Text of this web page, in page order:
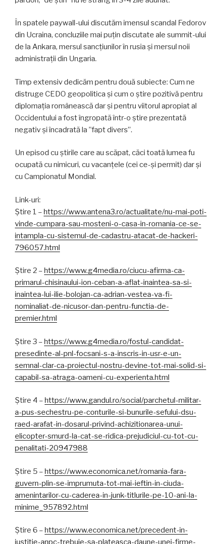
În spatele paywall-ului discutăm imensul scandal Fedorov
din Ucraina, concluziile mai puțin discutate ale summit-ului
de la Ankara, mersul sancțiunilor în rusia și mersul noii
administrații din Ungaria.
Timp extensiv dedicăm pentru două subiecte: Cum ne
distruge CEDO geopolitica și cum o știre pozitivă pentru
diplomația românească dar și pentru viitorul apropiat al
Occidentului a fost îngropată într-o știre prezentată
negativ și încadrată la ”fapt divers”.
Un episod cu știrile care au scăpat, căci toată lumea fu
ocupată cu nimicuri, cu vacanțele (cei ce-și permit) dar și
cu Campionatul Mondial.
Link-uri:
Știre 1 – https://www.antena3.ro/actualitate/nu-mai-poti-
vinde-cumpara-sau-mosteni-o-casa-in-romania-ce-se-
intampla-cu-sistemul-de-cadastru-atacat-de-hackeri-
796057.html
Știre 2 – https://www.g4media.ro/ciucu-afirma-ca-
primarul-chisinaului-ion-ceban-a-aflat-inaintea-sa-si-
inaintea-lui-ilie-bolojan-ca-adrian-vestea-va-fi-
nominaliat-de-nicusor-dan-pentru-functia-de-
premier.html
Știre 3 – https://www.g4media.ro/fostul-candidat-
presedinte-al-pnl-focsani-s-a-inscris-in-usr-e-un-
semnal-clar-ca-proiectul-nostru-devine-tot-mai-solid-si-
capabil-sa-atraga-oameni-cu-experienta.html
Știre 4 – https://www.gandul.ro/social/parchetul-militar-
a-pus-sechestru-pe-conturile-si-bunurile-sefului-dsu-
raed-arafat-in-dosarul-privind-achizitionarea-unui-
elicopter-smurd-la-cat-se-ridica-prejudiciul-cu-tot-cu-
penalitati-20947988
Știre 5 – https://www.economica.net/romania-fara-
guvern-plin-se-imprumuta-tot-mai-ieftin-in-ciuda-
amenintarilor-cu-caderea-in-junk-titlurile-pe-10-ani-la-
minime_957892.html
Știre 6 – https://www.economica.net/precedent-in-
justitie-anpc-trebuie-sa-plateasca-daune-unei-firme-